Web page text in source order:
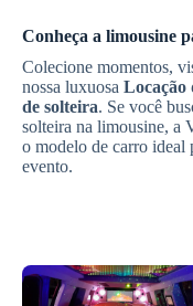
Conheça a limousine
Colecione momentos,
nossa luxuosa Locação
de solteira. Se você
solteira na limousine, a
o modelo de carro ideal
evento.